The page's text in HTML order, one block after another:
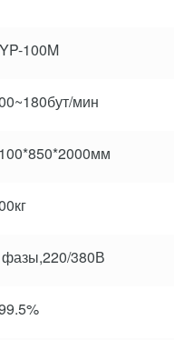
100M
мин
380В